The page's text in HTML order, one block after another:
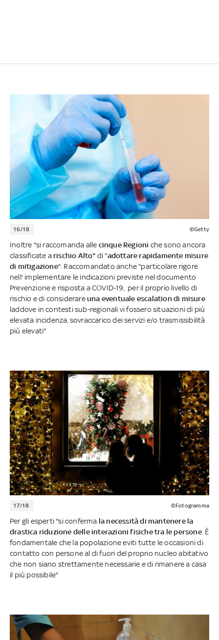
16/18 ©Getty
Inoltre "si raccomanda alle cinque Regioni che sono ancora
classificate a rischio Alto" di "adottare rapidamente misure
di mitigazione". Raccomandato anche "particolare rigore
nell' implementare le indicazioni previste nel documento
Prevenzione e risposta a COVID-19, per il proprio livello di
rischio e di considerareuna eventuale escalation di misure
laddove in contesti sub-regionali vi fossero situazioni di più
elevata incidenza, sovraccarico dei servizi e/o trasmissibilità
più elevati"
17/18 ©Fotogramma
Per gli esperti "si conferma la necessità di mantenere la
drastica riduzione delle interazioni fisiche tra le persone. È
fondamentale che la popolazione eviti tutte le occasioni di
contatto con persone al di fuori del proprio nucleo abitativo
che non siano strettamente necessarie e di rimanere a casa
il più possibile"